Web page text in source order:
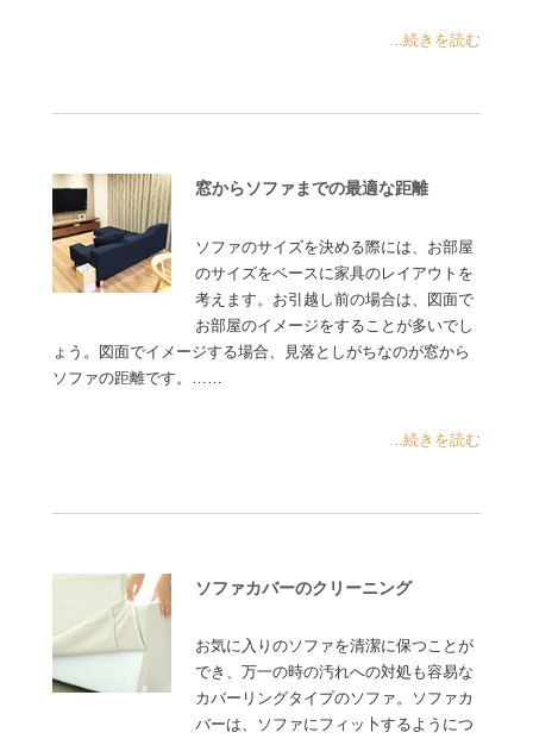
...続きを読む
窓からソファまでの最適な距離
ソファのサイズを決める際には、お部屋
のサイズをベースに家具のレイアウトを
考えます。お引越し前の場合は、図面で
お部屋のイメージをすることが多いでし
ょう。図面でイメージする場合、見落としがちなのが窓から
ソファの距離です。……
...続きを読む
ソファカバーのクリーニング
お気に入りのソファを清潔に保つことが
でき、万一の時の汚れへの対処も容易な
カバーリングタイプのソファ。ソファカ
バーは、ソファにフィッ卜するようにつ